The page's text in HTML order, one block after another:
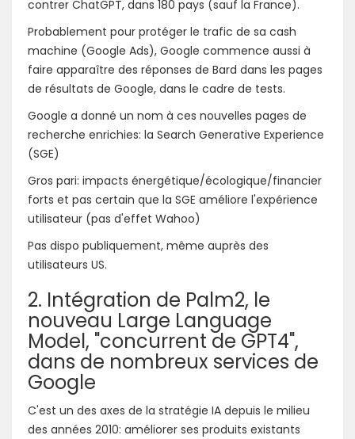
contrer ChatGPT, dans 180 pays (sauf la France).
Probablement pour protéger le trafic de sa cash
machine (Google Ads), Google commence aussi à
faire apparaître des réponses de Bard dans les pages
de résultats de Google, dans le cadre de tests.
Google a donné un nom à ces nouvelles pages de
recherche enrichies: la Search Generative Experience
(SGE)
Gros pari: impacts énergétique/écologique/financier
forts et pas certain que la SGE améliore l'expérience
utilisateur (pas d'effet Wahoo)
Pas dispo publiquement, même auprès des
utilisateurs US.
2. Intégration de Palm2, le
nouveau Large Language
Model, "concurrent de GPT4",
dans de nombreux services de
Google
C'est un des axes de la stratégie IA depuis le milieu
des années 2010: améliorer ses produits existants